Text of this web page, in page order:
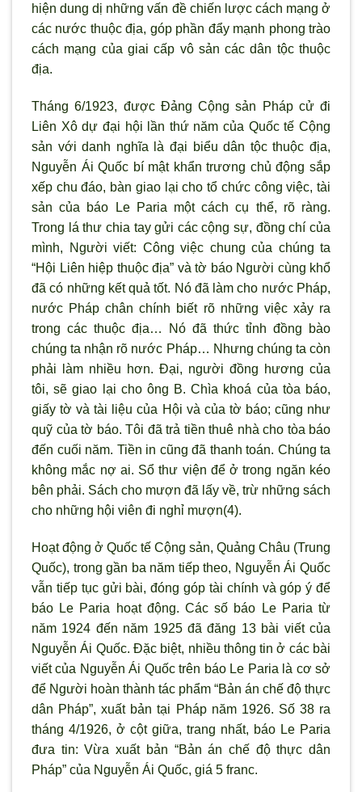
hiện dung dị những vấn đề chiến lược cách mạng ở
các nước thuộc địa, góp phần đẩy mạnh phong trào
cách mạng của giai cấp vô sản các dân tộc thuộc
địa.
Tháng 6/1923, được Ðảng Cộng sản Pháp cử đi
Liên Xô dự đại hội lần thứ năm của Quốc tế Cộng
sản với danh nghĩa là đại biểu dân tộc thuộc địa,
Nguyễn Ái Quốc bí mật khẩn trương chủ động sắp
xếp chu đáo, bàn giao lại cho tổ chức công việc, tài
sản của báo Le Paria một cách cụ thể, rõ ràng.
Trong lá thư chia tay gửi các cộng sự, đồng chí của
mình, Người viết: Công việc chung của chúng ta
“Hội Liên hiệp thuộc địa” và tờ báo Người cùng khổ
đã có những kết quả tốt. Nó đã làm cho nước Pháp,
nước Pháp chân chính biết rõ những việc xảy ra
trong các thuộc địa… Nó đã thức tỉnh đồng bào
chúng ta nhận rõ nước Pháp… Nhưng chúng ta còn
phải làm nhiều hơn. Ðại, người đồng hương của
tôi, sẽ giao lại cho ông B. Chìa khoá của tòa báo,
giấy tờ và tài liệu của Hội và của tờ báo; cũng như
quỹ của tờ báo. Tôi đã trả tiền thuê nhà cho tòa báo
đến cuối năm. Tiền in cũng đã thanh toán. Chúng ta
không mắc nợ ai. Sổ thư viện để ở trong ngăn kéo
bên phải. Sách cho mượn đã lấy về, trừ những sách
cho những hội viên đi nghỉ mượn(4).
Hoạt động ở Quốc tế Cộng sản, Quảng Châu (Trung
Quốc), trong gần ba năm tiếp theo, Nguyễn Ái Quốc
vẫn tiếp tục gửi bài, đóng góp tài chính và góp ý để
báo Le Paria hoạt động. Các số báo Le Paria từ
năm 1924 đến năm 1925 đã đăng 13 bài viết của
Nguyễn Ái Quốc. Ðặc biệt, nhiều thông tin ở các bài
viết của Nguyễn Ái Quốc trên báo Le Paria là cơ sở
để Người hoàn thành tác phẩm “Bản án chế độ thực
dân Pháp”, xuất bản tại Pháp năm 1926. Số 38 ra
tháng 4/1926, ở cột giữa, trang nhất, báo Le Paria
đưa tin: Vừa xuất bản “Bản án chế độ thực dân
Pháp” của Nguyễn Ái Quốc, giá 5 franc.